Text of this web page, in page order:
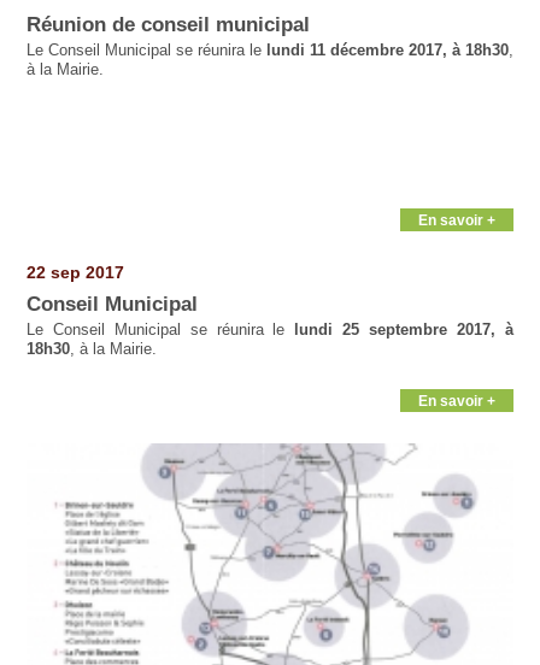
Réunion de conseil municipal
Le Conseil Municipal se réunira le lundi 11 décembre 2017, à 18h30,
à la Mairie.
En savoir +
22 sep 2017
Conseil Municipal
Le Conseil Municipal se réunira le
lundi 25 septembre 2017, à
18h30, à la Mairie.
En savoir +